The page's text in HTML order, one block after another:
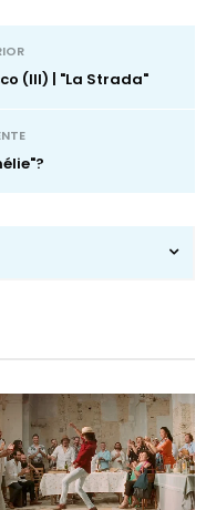
(III) | "La Strada"